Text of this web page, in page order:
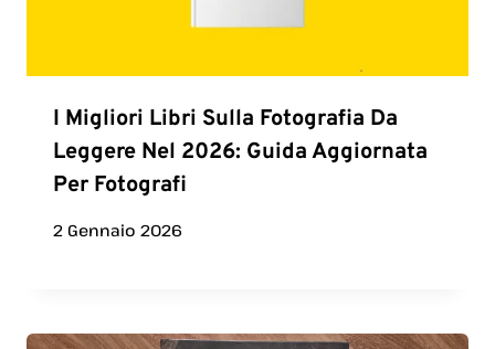
I Migliori Libri Sulla Fotografia Da
Leggere Nel 2026: Guida Aggiornata
Per Fotografi
2 Gennaio 2026